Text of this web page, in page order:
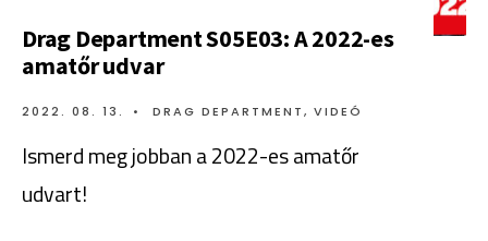
Drag Department S05E03: A 2022-es
amatőr udvar
2022. 08. 13. • DRAG DEPARTMENT, VIDEÓ
Ismerd meg jobban a 2022-es amatőr
udvart!